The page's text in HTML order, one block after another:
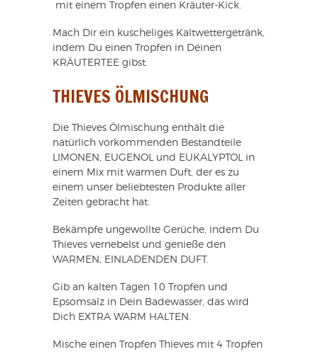
mit einem Tropfen einen Kräuter-Kick.
Mach Dir ein kuscheliges Kaltwettergetränk,
indem Du einen Tropfen in Deinen
KRÄUTERTEE gibst.
THIEVES ÖLMISCHUNG
Die Thieves Ölmischung enthält die
natürlich vorkommenden Bestandteile
LIMONEN, EUGENOL und EUKALYPTOL in
einem Mix mit warmen Duft, der es zu
einem unser beliebtesten Produkte aller
Zeiten gebracht hat.
Bekämpfe ungewollte Gerüche, indem Du
Thieves vernebelst und genieße den
WARMEN, EINLADENDEN DUFT.
Gib an kalten Tagen 10 Tropfen und
Epsomsalz in Dein Badewasser, das wird
Dich EXTRA WARM HALTEN.
Mische einen Tropfen Thieves mit 4 Tropfen